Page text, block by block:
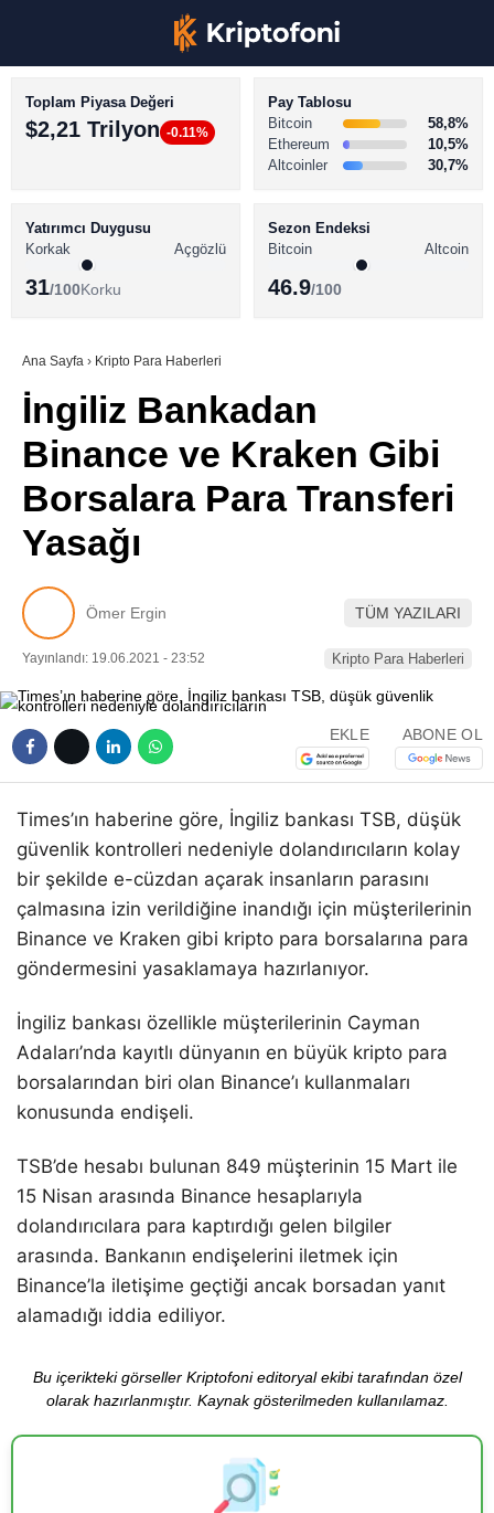
TikTok
BİTCOİN HABERLERİ
ALTCOİN HABERLERİ
SÖZLÜK
Toplam Piyasa Değeri
$2,21 Trilyon -0.11%
Pay Tablosu
Bitcoin
58,8%
Ethereum
10,5%
Altcoinler
30,7%
Yatırımcı Duygusu
Korkak
Açgözlü
31/100Korku
Sezon Endeksi
Bitcoin
Altcoin
46.9/100
Ana Sayfa › Kripto Para Haberleri
İngiliz Bankadan
Binance ve Kraken Gibi
Borsalara Para Transferi
Yasağı
Ömer Ergin TÜM YAZILARI
Yayınlandı: 19.06.2021 - 23:52 Kripto Para Haberleri
EKLE ABONE OL
Times’ın haberine göre, İngiliz bankası TSB, düşük
güvenlik kontrolleri nedeniyle dolandırıcıların kolay
bir şekilde e-cüzdan açarak insanların parasını
çalmasına izin verildiğine inandığı için müşterilerinin
Binance ve Kraken gibi kripto para borsalarına para
göndermesini yasaklamaya hazırlanıyor.
İngiliz bankası özellikle müşterilerinin Cayman
Adaları’nda kayıtlı dünyanın en büyük kripto para
borsalarından biri olan Binance’ı kullanmaları
konusunda endişeli.
TSB’de hesabı bulunan 849 müşterinin 15 Mart ile
15 Nisan arasında Binance hesaplarıyla
dolandırıcılara para kaptırdığı gelen bilgiler
arasında. Bankanın endişelerini iletmek için
Binance’la iletişime geçtiği ancak borsadan yanıt
alamadığı iddia ediliyor.
Bu içerikteki görseller Kriptofoni editoryal ekibi tarafından özel
olarak hazırlanmıştır. Kaynak gösterilmeden kullanılamaz.